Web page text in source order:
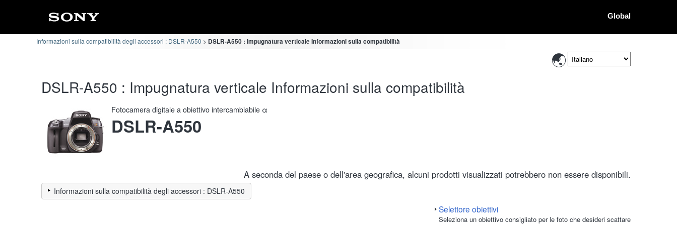
Global
Informazioni sulla compatibilità degli accessori : DSLR-A550 DSLR-A550 : Impugnatura verticale Informazioni sulla compatibilità
DSLR-A550 : Impugnatura verticale Informazioni sulla compatibilità
Fotocamera digitale a obiettivo intercambiabile α
DSLR-A550
A seconda del paese o dell'area geografica, alcuni prodotti visualizzati potrebbero non essere disponibili.
Informazioni sulla compatibilità degli accessori : DSLR-A550
Selettore obiettivi
Seleziona un obiettivo consigliato per le foto che desideri scattare